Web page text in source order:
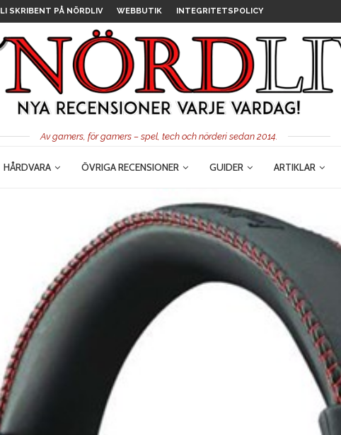
SKRIBENT PÅ NÖRDLIV WEBBUTIK INTEGRITETSPOLICY
Av gamers, för gamers – spel, tech och nörderi sedan 2014.
HÅRDVARA ÖVRIGA RECENSIONER GUIDER ARTIKLAR